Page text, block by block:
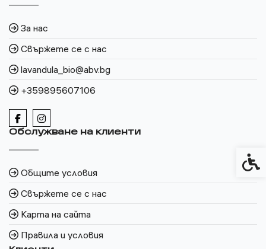
За нас
Свържете се с нас
lavandula_bio@abv.bg
+359895607106
Обслужване на клиенти
Общите условия
Свържете се с нас
Карта на сайта
Правила и условия